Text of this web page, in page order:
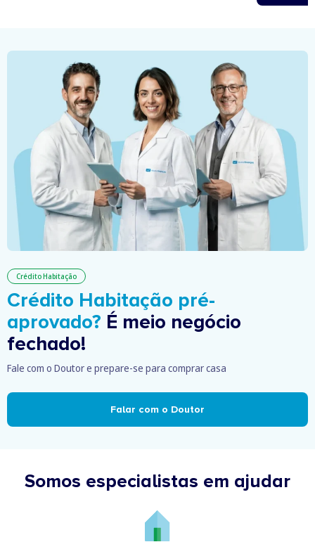
Crédito Habitação
Crédito Habitação pré-
aprovado? É meio negócio
fechado!
Fale com o Doutor e prepare-se para comprar casa
Falar com o Doutor
Somos especialistas em ajudar